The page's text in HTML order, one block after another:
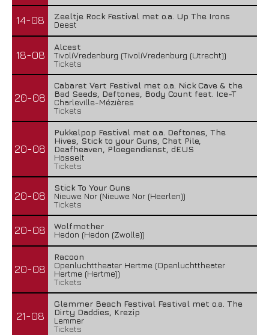
Line-up compleet: Cân Bardd, Illumishade en Leah
14-08
Zeeltje Rock Festival met o.a. Up The Irons
Deest
18-08
Alcest
TivoliVredenburg (TivoliVredenburg (Utrecht))
Tickets
20-08
Cabaret Vert Festival met o.a. Nick Cave & the
Bad Seeds, Deftones, Body Count feat. Ice-T
Charleville-Mézières
Tickets
20-08
Pukkelpop Festival met o.a. Deftones, The
Hives, Stick to your Guns, Chat Pile,
Deafheaven, Ploegendienst, dEUS
Hasselt
Tickets
20-08
Stick To Your Guns
Nieuwe Nor (Nieuwe Nor (Heerlen))
Tickets
20-08
Wolfmother
Hedon (Hedon (Zwolle))
20-08
Racoon
Openluchttheater Hertme (Openluchttheater
Hertme (Hertme))
Tickets
21-08
Glemmer Beach Festival Festival met o.a. The
Dirty Daddies, Krezip
Lemmer
Tickets